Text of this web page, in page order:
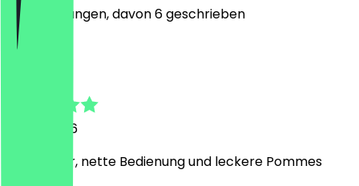
18Bewertungen, davon 6 geschrieben
17. Juli 2026
Alles super, nette Bedienung und leckere Pommes